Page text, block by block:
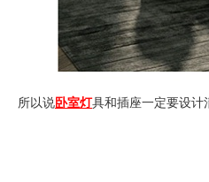
所以说卧室灯具和插座一定要设计清